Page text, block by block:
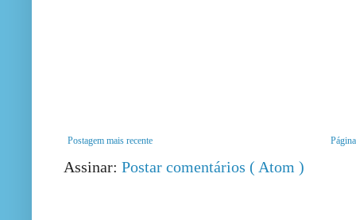
Postagem mais recente
Assinar: Postar comentários ( Atom )